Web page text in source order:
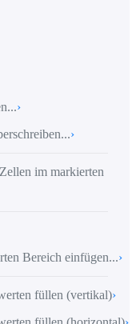
›
›
im markierten
Bereich einfügen...›
füllen (vertikal)›